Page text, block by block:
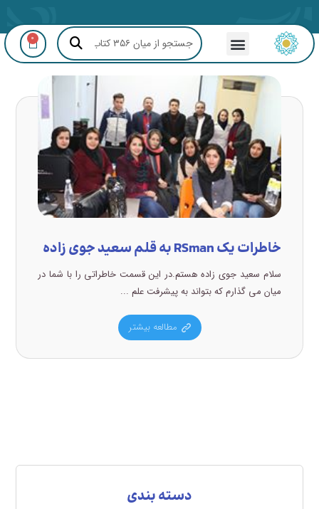
0
خاطرات یک RSman به قلم سعید جوی زاده
سلام سعید جوی زاده هستم.در این قسمت خاطراتی را با شما در
میان می گذارم که بتواند به پیشرفت علم ...
مطالعه بیشتر
دسته بندی